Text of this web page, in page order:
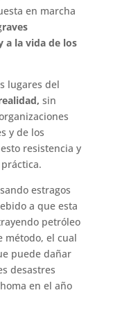
en marcha
raves
a la vida de los
lugares del
sin
y de los
resistencia y
estragos
a que esta
petróleo
método, el cual
puede dañar
desastres
en el año